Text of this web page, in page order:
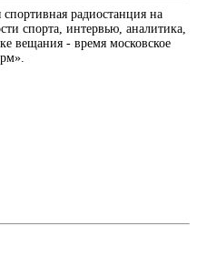
радиостанция на
спорта, интервью, аналитика,
вещания - время московское